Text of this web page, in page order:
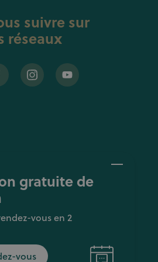
gratuite de
vous en 2
vous
suivre sur
réseaux